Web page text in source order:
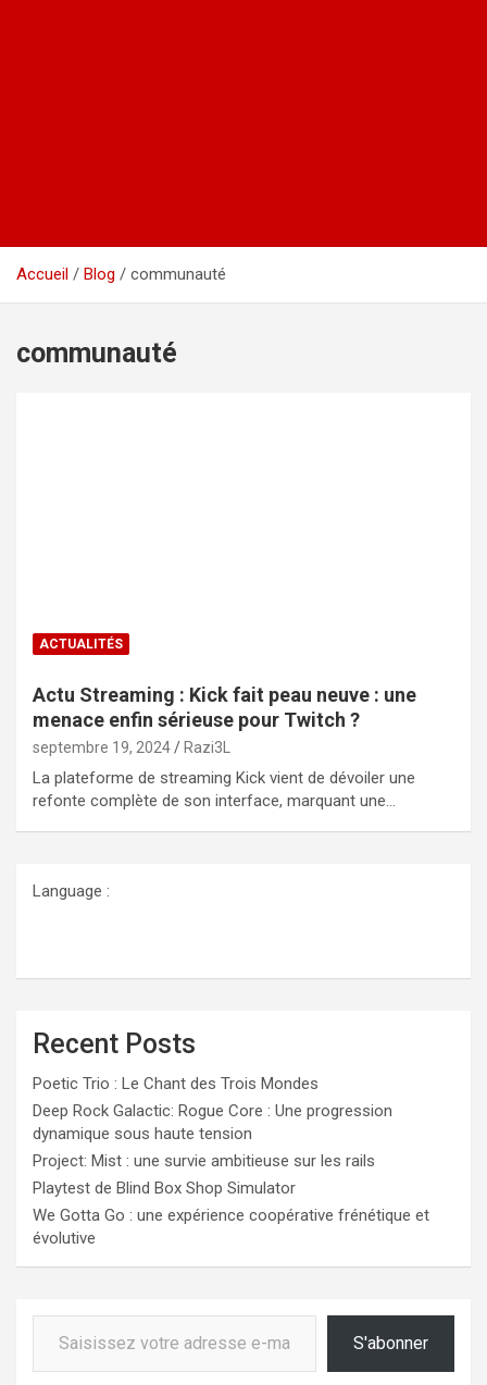
Accueil Blog communauté
communauté
ACTUALITÉS
Actu Streaming : Kick fait peau neuve : une
menace enfin sérieuse pour Twitch ?
septembre 19, 2024 Razi3L
La plateforme de streaming Kick vient de dévoiler une
refonte complète de son interface, marquant une…
Language :
Recent Posts
Poetic Trio : Le Chant des Trois Mondes
Deep Rock Galactic: Rogue Core : Une progression
dynamique sous haute tension
Project: Mist : une survie ambitieuse sur les rails
Playtest de Blind Box Shop Simulator
We Gotta Go : une expérience coopérative frénétique et
évolutive
Saisissez votre adresse e-mail…
S'abonner